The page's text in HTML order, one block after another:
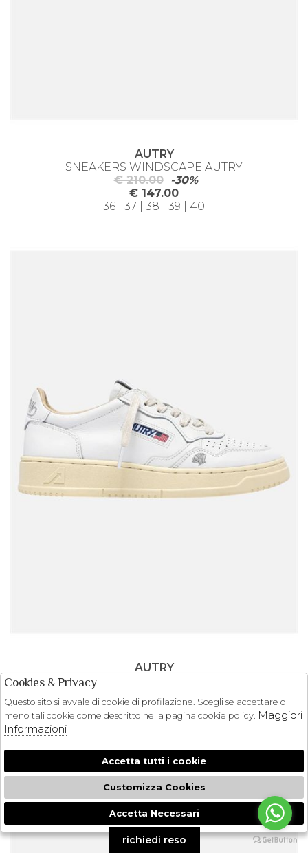
AUTRY
SNEAKERS WINDSCAPE AUTRY
€ 210.00
-30%
€ 147.00
36 | 37 | 38 | 39 | 40
AUTRY
€ 148.00
37
🍪
richiedi reso
Cookies & Privacy
Questo sito si avvale di cookie di profilazione. Scegli se accettare o
meno tali cookie come descritto nella pagina cookie policy. Maggiori
Informazioni
Accetta tutti i cookie
Customizza Cookies
Accetta Necessari